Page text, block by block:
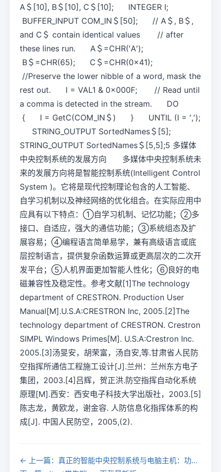
A＄[10], B＄[10], C＄[10]; INTEGER I;
BUFFER_INPUT COM_IN＄[50]; // A＄, B＄,
and C＄ contain identical values // after
these lines run. A＄=CHR(′A′);
B＄=CHR(65); C＄=CHR(0x41);
//Preserve the lower nibble of a word, mask the
rest out. I = VAL1 & 0x000F; // Read until
a comma is detected in the stream. DO
{ I = GetC(COM_IN＄) } UNTIL (I = ′,′);
STRING_OUTPUT SortedNames＄[5];
STRING_OUTPUT SortedNames＄[5,5];5 多媒体
中央控制系统的发展方向 多媒体中央控制系统未
来的发展方向将是智能控制系统(Intelligent Control
System )。它将是现代控制理论包含的人工智能、
自学习机制以及神经网络的优化组合。在实际应用中
应具有以下特点：①自学习机制、记忆功能；②多
接口、自适应，强大的通信功能；③系统组态及扩
展容易；④编程语言简单易学，兼有高级语言或底
层控制语言，提供复杂函数运算或更高层次的二次开
发平台；⑤人机界面更加智能人性化；⑥良好的电
磁兼容性及稳定性。参考文献[1]The technology
department of CRESTRON. Production User
Manual[M].U.S.A:CRESTRON Inc, 2005.[2]The
technology department of CRESTRON. Crestron
SIMPL Windows Primes[M]. U.S.A:Crestron Inc.
2005.[3]汤旻安，胡荣富，汤自安,等.甘肃省人民防
空指挥所通信工程施工设计[J].兰州：兰州东方电子
集团，2003.[4]吕辉，贺正洪.防空指挥自动化系统
原理[M].西安：西安电子科技大学出版社，2003.[5]
陈志龙，黄欧龙，谢金容. 人防信息化指挥体系的构
成[J]. 中国人民防空，2005,(2).
← 上一篇：真正的智能中央控制系统与电脑主机：功能、应用及架构的显著差异